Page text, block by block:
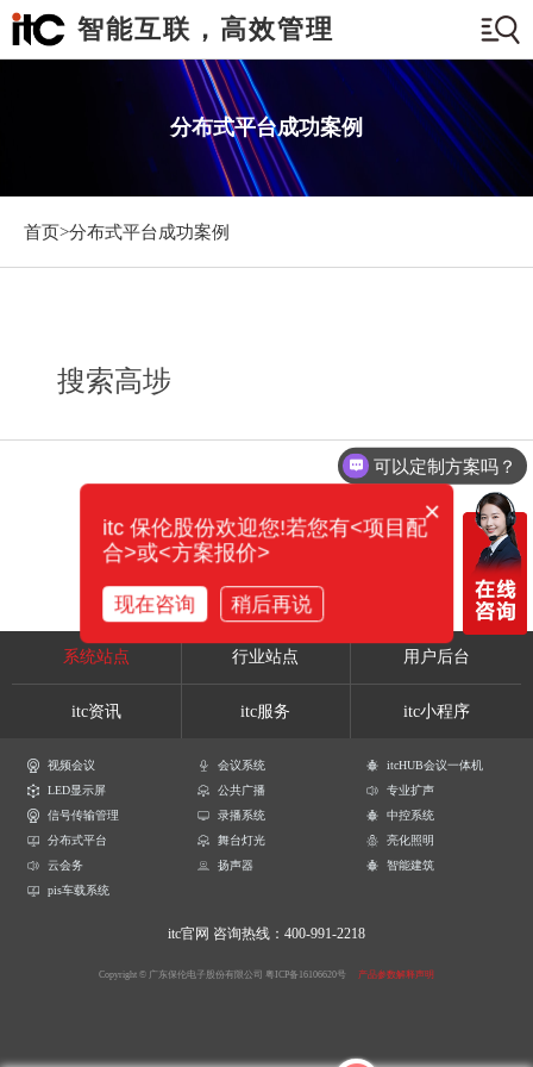
智能互联，高效管理
分布式平台成功案例
首页>分布式平台成功案例
搜索高埗
系统站点 行业站点 用户后台
itc资讯 itc服务 itc小程序
视频会议 会议系统
itcHUB会议一体机
LED显示屏
公共广播
专业扩声
信号传输管理
录播系统
中控系统
分布式平台
舞台灯光
亮化照明
云会务
扬声器
智能建筑
pis车载系统
itc官网 咨询热线：400-991-2218
Copyright © 广东保伦电子股份有限公司 粤ICP备16106620号 产品参数解释声明
可以定制方案吗？
×
itc 保伦股份欢迎您!若您有<项目配
合>或<方案报价>
现在咨询 稍后再说